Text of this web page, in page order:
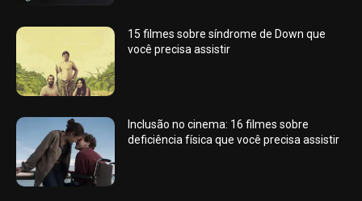
15 filmes sobre síndrome de Down que
você precisa assistir
Inclusão no cinema: 16 filmes sobre
deficiência física que você precisa assistir